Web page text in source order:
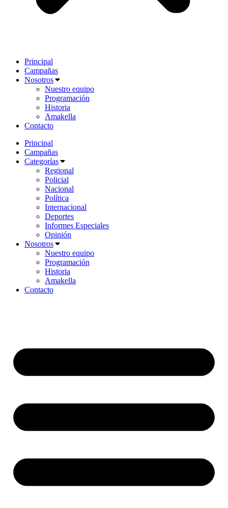
Principal
Campañas
Nosotros
Nuestro equipo
Programación
Historia
Amakella
Contacto
Principal
Campañas
Categorías
Regional
Policial
Nacional
Política
Internacional
Deportes
Informes Especiales
Opinión
Nosotros
Nuestro equipo
Programación
Historia
Amakella
Contacto